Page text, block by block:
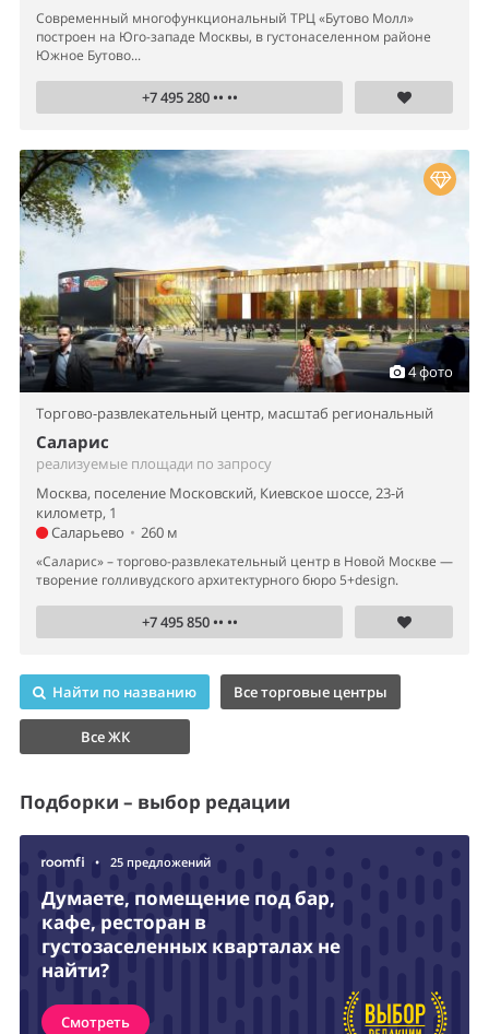
Современный многофункциональный ТРЦ «Бутово Молл»
построен на Юго-западе Москвы, в густонаселенном районе
Южное Бутово...
+7 495 280 •• ••
4 фото
Торгово-развлекательный центр, масштаб региональный
Саларис
реализуемые площади по запросу
Москва, поселение Московский, Киевское шоссе, 23-й
километр, 1
Саларьево • 260 м
«Саларис» – торгово-развлекательный центр в Новой Москве —
творение голливудского архитектурного бюро 5+design.
+7 495 850 •• ••
Найти по названию Все торговые центры
Все ЖК
Подборки – выбор редации
• 25 предложений
Думаете, помещение под бар,
кафе, ресторан в
густозаселенных кварталах не
найти?
Смотреть